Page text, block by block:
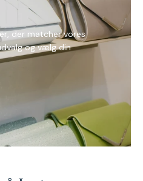
der matcher vores
og vælg din